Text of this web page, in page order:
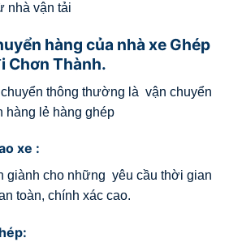
nhà vận tải
hàng của nhà xe Ghép
Chơn Thành.
thông thường là vận chuyển
hàng lẻ hàng ghép
xe :
giành cho những yêu cầu thời gian
toàn, chính xác cao.